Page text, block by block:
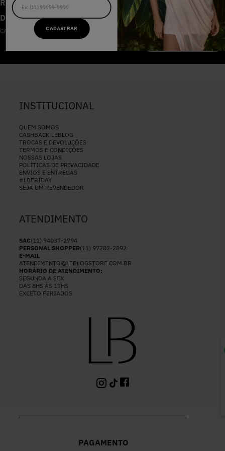
CADASTRAR
RECEBA AS NOVIDADES E
DESCONTOS IMPERDÍVEIS
CADASTRE-SE NA NOSSA NEWSLETTER
CADASTRAR
INSTITUCIONAL
QUEM SOMOS
CASHBACK LEBLOG
TROCAS E DEVOLUÇÕES
TERMOS E CONDIÇÕES
NOSSAS LOJAS
POLÍTICAS DE PRIVACIDADE
ENVIOS E ENTREGAS
#LBFRIDAY
SEJA UM REVENDEDOR
ATENDIMENTO
SAC(11) 94037-2794
PERSONAL SHOPPER(11) 97282-2892
E-MAIL
ATENDIMENTO@LEBLOGSTORE.COM.BR
HORÁRIO DE ATENDIMENTO:
SEGUNDA A SEX
DAS 8HS ÀS 17HS
EXCETO FERIADOS
PAGAMENTO